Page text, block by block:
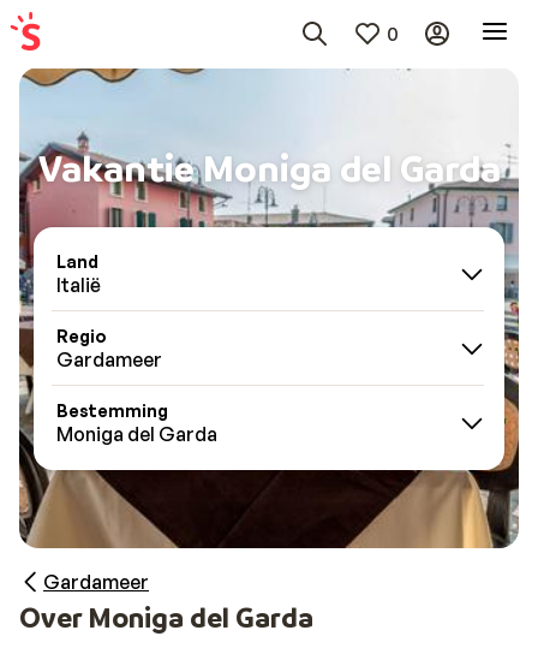
0
Vakantie Moniga del Garda
Land
Italië
Regio
Gardameer
Bestemming
Moniga del Garda
Gardameer
Over Moniga del Garda